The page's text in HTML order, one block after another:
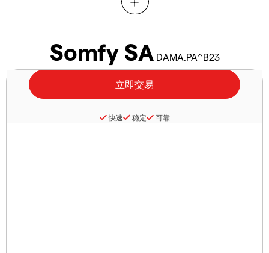
Somfy SA DAMA.PA^B23
快速 稳定 可靠